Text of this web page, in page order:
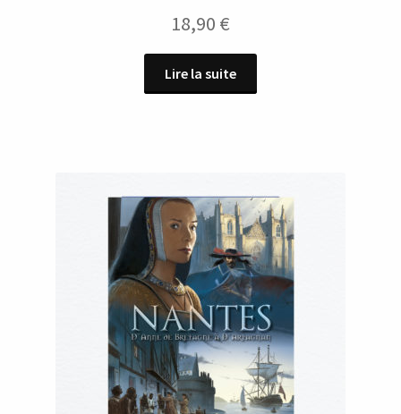
18,90 €
Lire la suite